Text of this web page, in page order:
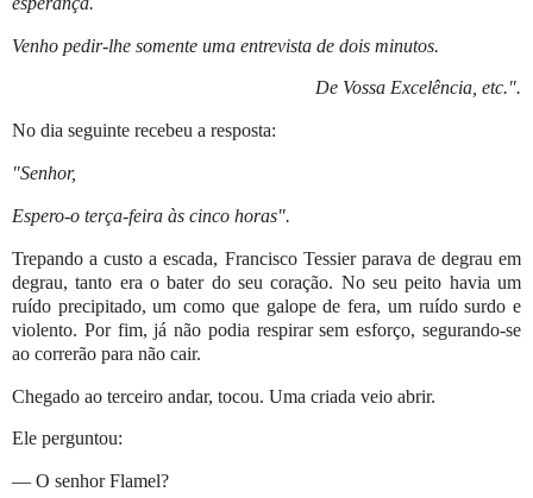
Venho pedir-lhe somente uma entrevista de dois minutos.
De Vossa Excelência, etc.".
No dia seguinte recebeu a resposta:
"Senhor,
Espero-o terça-feira às cinco horas".
Trepando a custo a escada, Francisco Tessier parava de degrau em
degrau, tanto era o bater do seu coração. No seu peito havia um
ruído precipitado, um como que galope de fera, um ruído surdo e
violento. Por fim, já não podia respirar sem esforço, segurando-se
ao correrão para não cair.
Chegado ao terceiro andar, tocou. Uma criada veio abrir.
Ele perguntou:
— O senhor Flamel?